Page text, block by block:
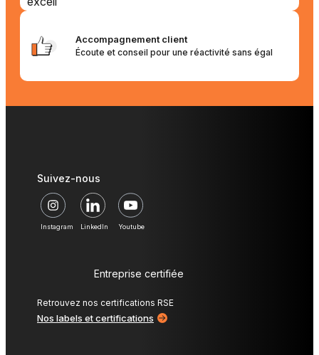
Accompagnement client
Écoute et conseil pour une réactivité sans égal
Suivez-nous
Instagram LinkedIn Youtube
Entreprise certifiée
Retrouvez nos certifications RSE
Nos labels et certifications